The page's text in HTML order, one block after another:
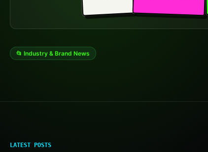
📂 Industry & Brand News
LATEST POSTS